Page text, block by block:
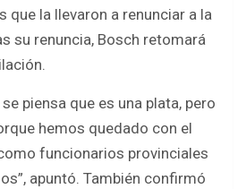
que la llevaron a renunciar a la
su renuncia, Bosch retomará
piensa que es una plata, pero
hemos quedado con el
funcionarios provinciales
apuntó. También confirmó